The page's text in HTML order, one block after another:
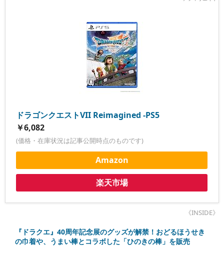
ドラゴンクエストVII Reimagined -PS5
￥6,082
(価格・在庫状況は記事公開時点のものです)
Amazon
楽天市場
《INSIDE》
『ドラクエ』40周年記念展のグッズが解禁！おどるほうせき
の巾着や、うまい棒とコラボした「ひのきの棒」を販売